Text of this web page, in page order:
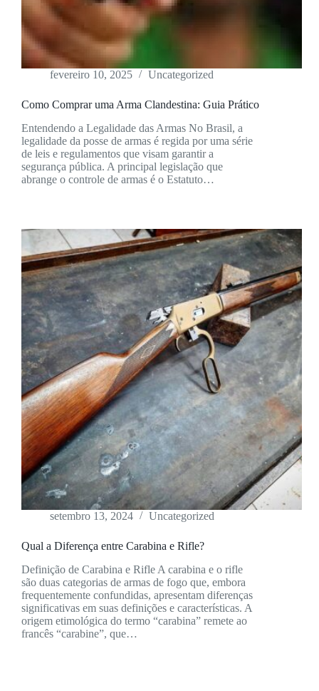
fevereiro 10, 2025 Uncategorized
Como Comprar uma Arma Clandestina: Guia Prático
Entendendo a Legalidade das Armas No Brasil, a
legalidade da posse de armas é regida por uma série
de leis e regulamentos que visam garantir a
segurança pública. A principal legislação que
abrange o controle de armas é o Estatuto…
setembro 13, 2024 Uncategorized
Qual a Diferença entre Carabina e Rifle?
Definição de Carabina e Rifle A carabina e o rifle
são duas categorias de armas de fogo que, embora
frequentemente confundidas, apresentam diferenças
significativas em suas definições e características. A
origem etimológica do termo “carabina” remete ao
francês “carabine”, que…